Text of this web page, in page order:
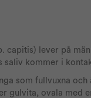
capitis) lever på
saliv kommer i
som fullvuxna
gulvita, ovala med